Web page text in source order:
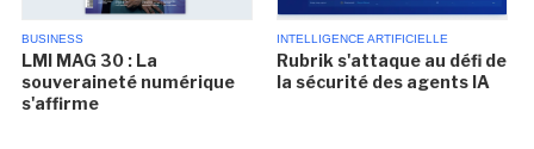
BUSINESS
LMI MAG 30 : La
souveraineté numérique
s'affirme
INTELLIGENCE ARTIFICIELLE
Rubrik s'attaque au défi de
la sécurité des agents IA